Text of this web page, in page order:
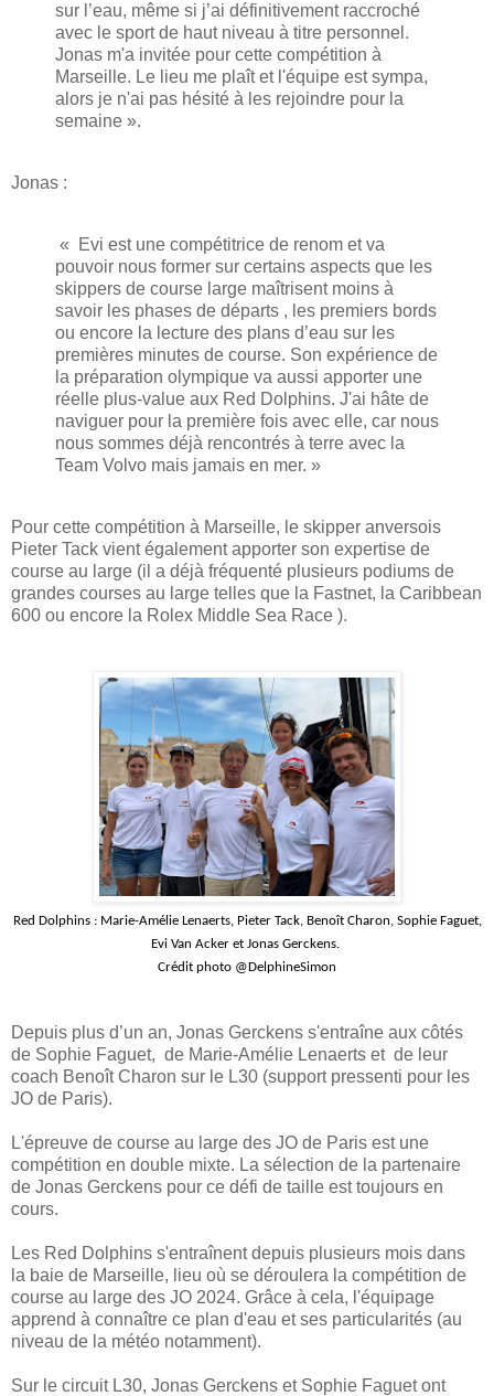
sur l’eau, même si j’ai définitivement raccroché
avec le sport de haut niveau à titre personnel.
Jonas m'a invitée pour cette compétition à
Marseille. Le lieu me plaît et l'équipe est sympa,
alors je n'ai pas hésité à les rejoindre pour la
semaine ».
Jonas :
« Evi est une compétitrice de renom et va
pouvoir nous former sur certains aspects que les
skippers de course large maîtrisent moins à
savoir les phases de départs , les premiers bords
ou encore la lecture des plans d’eau sur les
premières minutes de course. Son expérience de
la préparation olympique va aussi apporter une
réelle plus-value aux Red Dolphins. J'ai hâte de
naviguer pour la première fois avec elle, car nous
nous sommes déjà rencontrés à terre avec la
Team Volvo mais jamais en mer. »
Pour cette compétition à Marseille, le skipper anversois
Pieter Tack vient également apporter son expertise de
course au large (il a déjà fréquenté plusieurs podiums de
grandes courses au large telles que la Fastnet, la Caribbean
600 ou encore la Rolex Middle Sea Race ).
Red Dolphins : Marie-Amélie Lenaerts, Pieter Tack, Benoît Charon, Sophie Faguet,
Evi Van Acker et Jonas Gerckens.
Crédit photo @DelphineSimon
Depuis plus d’un an, Jonas Gerckens s'entraîne aux côtés
de Sophie Faguet, de Marie-Amélie Lenaerts et de leur
coach Benoît Charon sur le L30 (support pressenti pour les
JO de Paris).
L'épreuve de course au large des JO de Paris est une
compétition en double mixte. La sélection de la partenaire
de Jonas Gerckens pour ce défi de taille est toujours en
cours.
Les Red Dolphins s'entraînent depuis plusieurs mois dans
la baie de Marseille, lieu où se déroulera la compétition de
course au large des JO 2024. Grâce à cela, l'équipage
apprend à connaître ce plan d'eau et ses particularités (au
niveau de la météo notamment).
Sur le circuit L30, Jonas Gerckens et Sophie Faguet ont